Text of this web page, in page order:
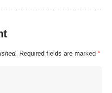
Required fields are marked *